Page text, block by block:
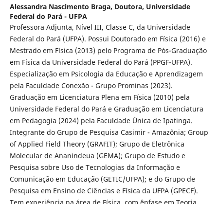
Alessandra Nascimento Braga, Doutora, Universidade
Federal do Pará - UFPA
Professora Adjunta, Nível III, Classe C, da Universidade
Federal do Pará (UFPA). Possui Doutorado em Física (2016) e
Mestrado em Física (2013) pelo Programa de Pós-Graduação
em Física da Universidade Federal do Pará (PPGF-UFPA).
Especialização em Psicologia da Educação e Aprendizagem
pela Faculdade Conexão - Grupo Prominas (2023).
Graduação em Licenciatura Plena em Física (2010) pela
Universidade Federal do Pará e Graduação em Licenciatura
em Pedagogia (2024) pela Faculdade Única de Ipatinga.
Integrante do Grupo de Pesquisa Casimir - Amazônia; Group
of Applied Field Theory (GRAFIT); Grupo de Eletrônica
Molecular de Ananindeua (GEMA); Grupo de Estudo e
Pesquisa sobre Uso de Tecnologias da Informação e
Comunicação em Educação (GETIC/UFPA); e do Grupo de
Pesquisa em Ensino de Ciências e Física da UFPA (GPECF).